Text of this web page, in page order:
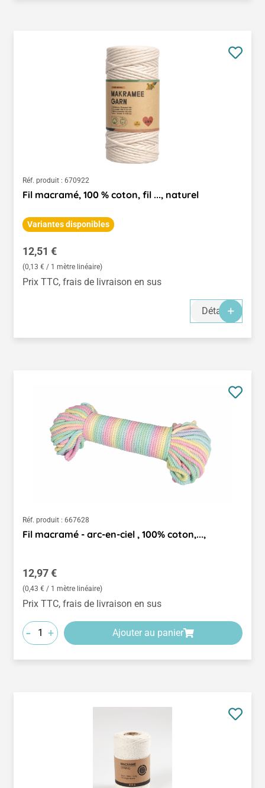
Réf. produit : 670922
Fil macramé, 100 % coton, fil ..., naturel
Variantes disponibles
Prix régulier :
12,51 €
(0,13 € / 1 mètre linéaire)
Prix TTC, frais de livraison en sus
Détails
Réf. produit : 667628
Fil macramé - arc-en-ciel , 100% coton,...,
Prix régulier :
12,97 €
(0,43 € / 1 mètre linéaire)
Prix TTC, frais de livraison en sus
- + Ajouter au panier